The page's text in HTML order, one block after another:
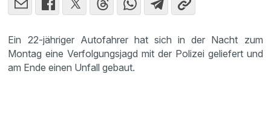
Ein 22-jähriger Autofahrer hat sich in der Nacht zum
Montag eine Verfolgungsjagd mit der Polizei geliefert und
am Ende einen Unfall gebaut.